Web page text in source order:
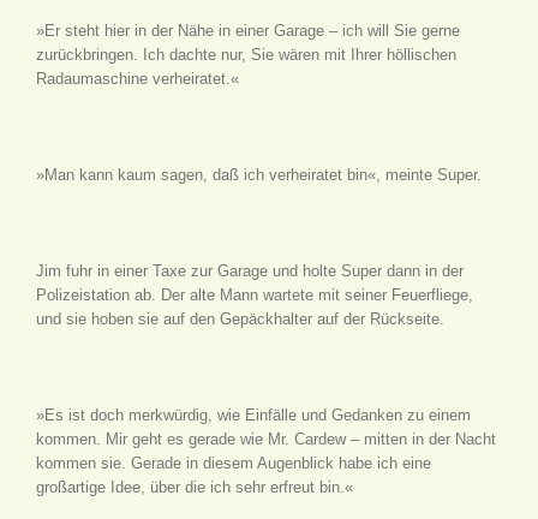
»Er steht hier in der Nähe in einer Garage – ich will Sie gerne
zurückbringen. Ich dachte nur, Sie wären mit Ihrer höllischen
Radaumaschine verheiratet.«
»Man kann kaum sagen, daß ich verheiratet bin«, meinte Super.
Jim fuhr in einer Taxe zur Garage und holte Super dann in der
Polizeistation ab. Der alte Mann wartete mit seiner Feuerfliege,
und sie hoben sie auf den Gepäckhalter auf der Rückseite.
»Es ist doch merkwürdig, wie Einfälle und Gedanken zu einem
kommen. Mir geht es gerade wie Mr. Cardew – mitten in der Nacht
kommen sie. Gerade in diesem Augenblick habe ich eine
großartige Idee, über die ich sehr erfreut bin.«